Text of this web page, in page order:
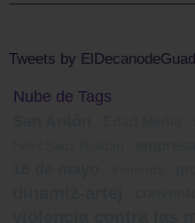
Tweets by
Nube de Tags